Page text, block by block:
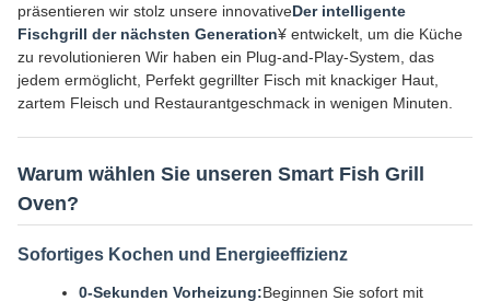
präsentieren wir stolz unsere innovativeDer intelligente
Fischgrill der nächsten Generation¥ entwickelt, um die Küche
zu revolutionieren Wir haben ein Plug-and-Play-System, das
jedem ermöglicht, Perfekt gegrillter Fisch mit knackiger Haut,
zartem Fleisch und Restaurantgeschmack in wenigen Minuten.
Warum wählen Sie unseren Smart Fish Grill
Oven?
Sofortiges Kochen und Energieeffizienz
0-Sekunden Vorheizung:Beginnen Sie sofort mit